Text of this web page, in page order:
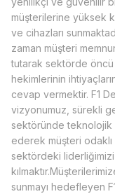
müşterilerine yüksek
ve cihazları
zaman müşteri
tutarak sektörde
hekimlerinin
cevap vermektir. F1
vizyonumuz, sürekli
sektöründe teknolojik
ederek müşteri odaklı
sektördeki
sunmayı hedefleyen